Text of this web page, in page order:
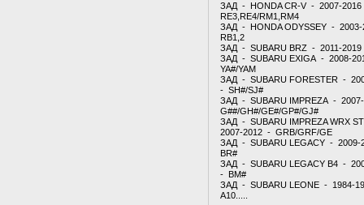
ЗАД - HONDA CR-V - 2007-
RE3,RE4/RM1,RM4
ЗАД - HONDA ODYSSEY -
RB1,2
ЗАД - SUBARU BRZ - 2011-
ЗАД - SUBARU EXIGA - 2008-
YA#/YAM
ЗАД - SUBARU FORESTER -
- SH#/SJ#
ЗАД - SUBARU IMPREZA -
G##/GH#/GE#/GP#/GJ#
ЗАД - SUBARU IMPREZA WRX
2007-2012 - GRB/GRF/GE
ЗАД - SUBARU LEGACY -
BR#
ЗАД - SUBARU LEGACY B4 -
- BM#
ЗАД - SUBARU LEONE - 1984-
A10.....